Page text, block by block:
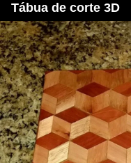
Tábua de corte 3D